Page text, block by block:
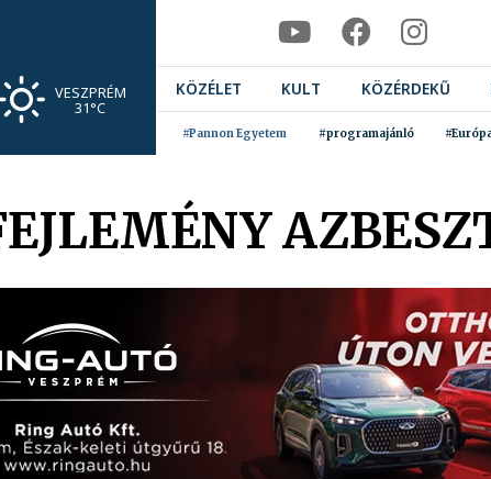
VESZPRÉM
31°C
KÖZÉLET KULT KÖZÉRDEKŰ
#Pannon Egyetem #programajánló